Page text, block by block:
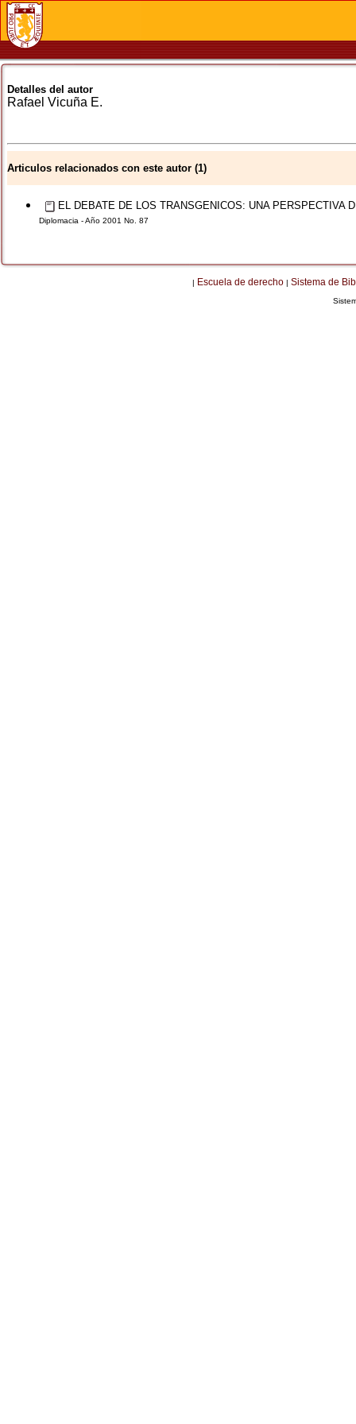
Detalles del autor
Rafael Vicuña E.
Articulos relacionados con este autor (1)
EL DEBATE DE LOS TRANSGENICOS: UNA PERSPECTIVA
Diplomacia - Año 2001 No. 87
| Escuela de derecho | Sistema de